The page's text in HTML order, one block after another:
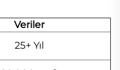
Veriler
25+ Yıl